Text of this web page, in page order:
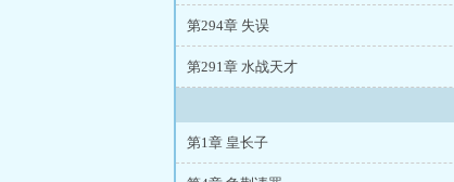
第294章 失误
第291章 水战天才
第1章 皇长子